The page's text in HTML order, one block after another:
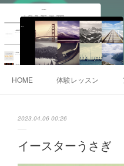
HOME 体験レッスン
2023.04.06 00:26
イースターうさぎ